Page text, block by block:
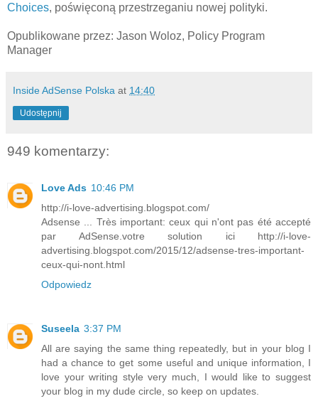
Choices, poświęconą przestrzeganiu nowej polityki.
Opublikowane przez: Jason Woloz, Policy Program
Manager
Inside AdSense Polska at 14:40
Udostępnij
949 komentarzy:
Love Ads 10:46 PM
http://i-love-advertising.blogspot.com/
Adsense ... Très important: ceux qui n'ont pas été accepté
par AdSense.votre solution ici http://i-love-
advertising.blogspot.com/2015/12/adsense-tres-important-
ceux-qui-nont.html
Odpowiedz
Suseela 3:37 PM
All are saying the same thing repeatedly, but in your blog I
had a chance to get some useful and unique information, I
love your writing style very much, I would like to suggest
your blog in my dude circle, so keep on updates.